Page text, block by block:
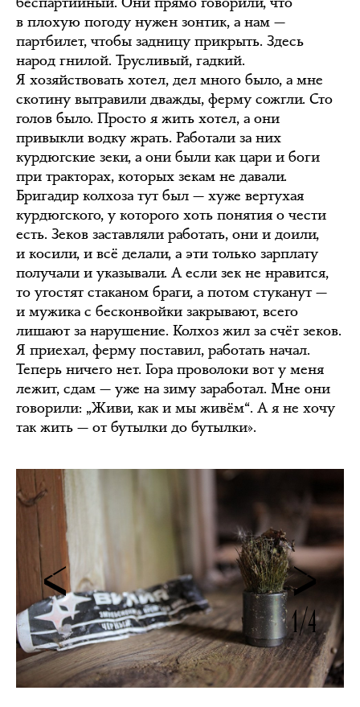
в плохую погоду нужен зонтик, а нам —
партбилет, чтобы задницу прикрыть. Здесь
народ гнилой. Трусливый, гадкий.
Я хозяйствовать хотел, дел много было, а мне
скотину вытравили дважды, ферму сожгли. Сто
голов было. Просто я жить хотел, а они
привыкли водку жрать. Работали за них
курдюгские зеки, а они были как цари и боги
при тракторах, которых зекам не давали.
Бригадир колхоза тут был — хуже вертухая
курдюгского, у которого хоть понятия о чести
есть. Зеков заставляли работать, они и доили,
и косили, и всё делали, а эти только зарплату
получали и указывали. А если зек не нравится,
то угостят стаканом браги, а потом стуканут —
и мужика с бесконвойки закрывают, всего
лишают за нарушение. Колхоз жил за счёт зеков.
Я приехал, ферму поставил, работать начал.
Теперь ничего нет. Гора проволоки вот у меня
лежит, сдам — уже на зиму заработал. Мне они
говорили: „Живи, как и мы живём“. А я не хочу
так жить — от бутылки до бутылки».
1/4